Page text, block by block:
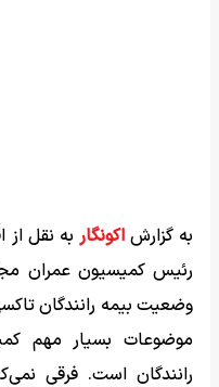
به گزارشاکونگار به نقل
رئیس کمیسیون عمران
وضعیت بیمه رانندگان
موضوعات بسیار مهم
رانندگان است. فرقی